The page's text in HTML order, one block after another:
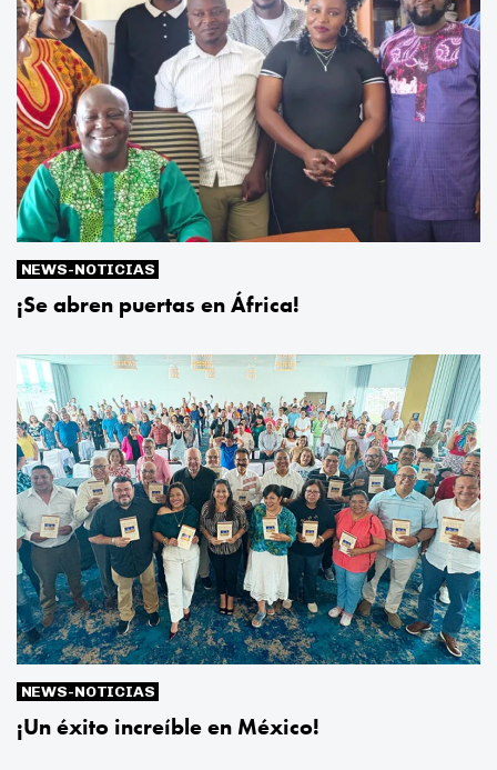
NEWS-NOTICIAS
¡Se abren puertas en África!
NEWS-NOTICIAS
¡Un éxito increíble en México!